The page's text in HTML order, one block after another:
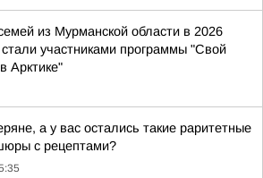
из Мурманской области в 2026
стали участниками программы "Свой
Арктике"
а у вас остались такие раритетные
с рецептами?